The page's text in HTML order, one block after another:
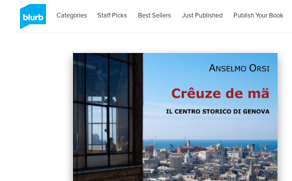
Categories Staff Picks Best Sellers Just Published Publish Your Book